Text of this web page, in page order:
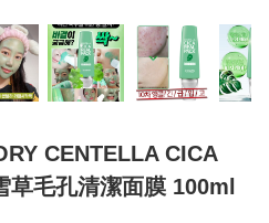
CENTELLA CICA
毛孔清潔面膜 100ml